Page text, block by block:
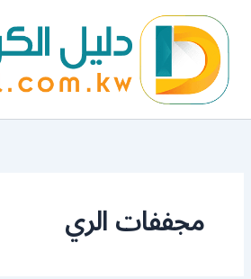
المحتوى
مجففات الري